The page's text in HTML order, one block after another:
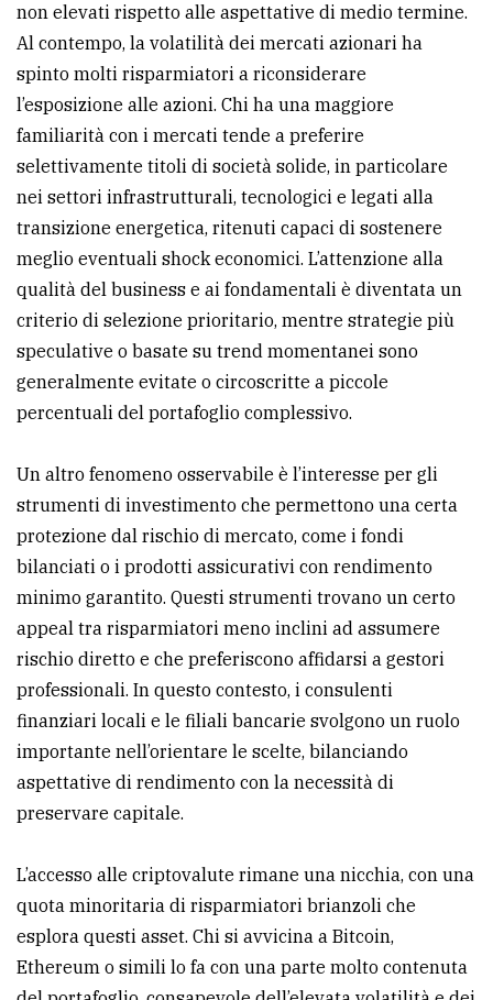
non elevati rispetto alle aspettative di medio termine.
Al contempo, la volatilità dei mercati azionari ha
spinto molti risparmiatori a riconsiderare
l’esposizione alle azioni. Chi ha una maggiore
familiarità con i mercati tende a preferire
selettivamente titoli di società solide, in particolare
nei settori infrastrutturali, tecnologici e legati alla
transizione energetica, ritenuti capaci di sostenere
meglio eventuali shock economici. L’attenzione alla
qualità del business e ai fondamentali è diventata un
criterio di selezione prioritario, mentre strategie più
speculative o basate su trend momentanei sono
generalmente evitate o circoscritte a piccole
percentuali del portafoglio complessivo.
Un altro fenomeno osservabile è l’interesse per gli
strumenti di investimento che permettono una certa
protezione dal rischio di mercato, come i fondi
bilanciati o i prodotti assicurativi con rendimento
minimo garantito. Questi strumenti trovano un certo
appeal tra risparmiatori meno inclini ad assumere
rischio diretto e che preferiscono affidarsi a gestori
professionali. In questo contesto, i consulenti
finanziari locali e le filiali bancarie svolgono un ruolo
importante nell’orientare le scelte, bilanciando
aspettative di rendimento con la necessità di
preservare capitale.
L’accesso alle criptovalute rimane una nicchia, con una
quota minoritaria di risparmiatori brianzoli che
esplora questi asset. Chi si avvicina a Bitcoin,
Ethereum o simili lo fa con una parte molto contenuta